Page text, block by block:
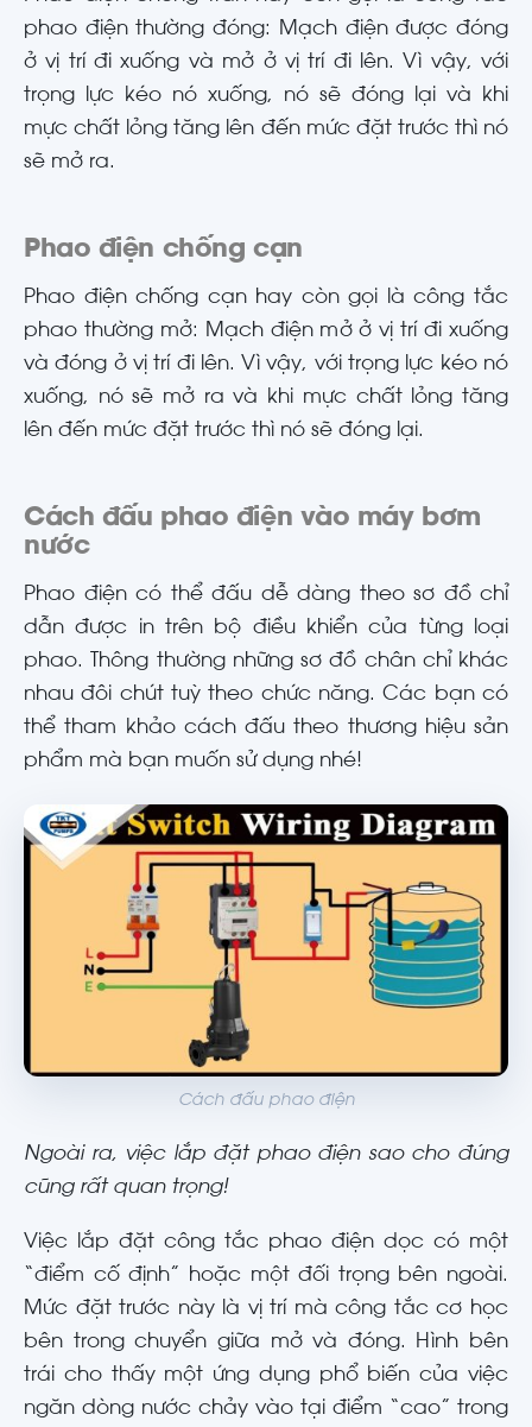
phao điện thường đóng: Mạch điện được đóng
ở vị trí đi xuống và mở ở vị trí đi lên. Vì vậy, với
trọng lực kéo nó xuống, nó sẽ đóng lại và khi
mực chất lỏng tăng lên đến mức đặt trước thì nó
sẽ mở ra.
Phao điện chống cạn
Phao điện chống cạn hay còn gọi là công tắc
phao thường mở: Mạch điện mở ở vị trí đi xuống
và đóng ở vị trí đi lên. Vì vậy, với trọng lực kéo nó
xuống, nó sẽ mở ra và khi mực chất lỏng tăng
lên đến mức đặt trước thì nó sẽ đóng lại.
Cách đấu phao điện vào máy bơm
nước
Phao điện có thể đấu dễ dàng theo sơ đồ chỉ
dẫn được in trên bộ điều khiển của từng loại
phao. Thông thường những sơ đồ chân chỉ khác
nhau đôi chút tuỳ theo chức năng. Các bạn có
thể tham khảo cách đấu theo thương hiệu sản
phẩm mà bạn muốn sử dụng nhé!
Cách đấu phao điện
Ngoài ra, việc lắp đặt phao điện sao cho đúng
cũng rất quan trọng!
Việc lắp đặt công tắc phao điện dọc có một
“điểm cố định” hoặc một đối trọng bên ngoài.
Mức đặt trước này là vị trí mà công tắc cơ học
bên trong chuyển giữa mở và đóng. Hình bên
trái cho thấy một ứng dụng phổ biến của việc
ngăn dòng nước chảy vào tại điểm “cao” trong